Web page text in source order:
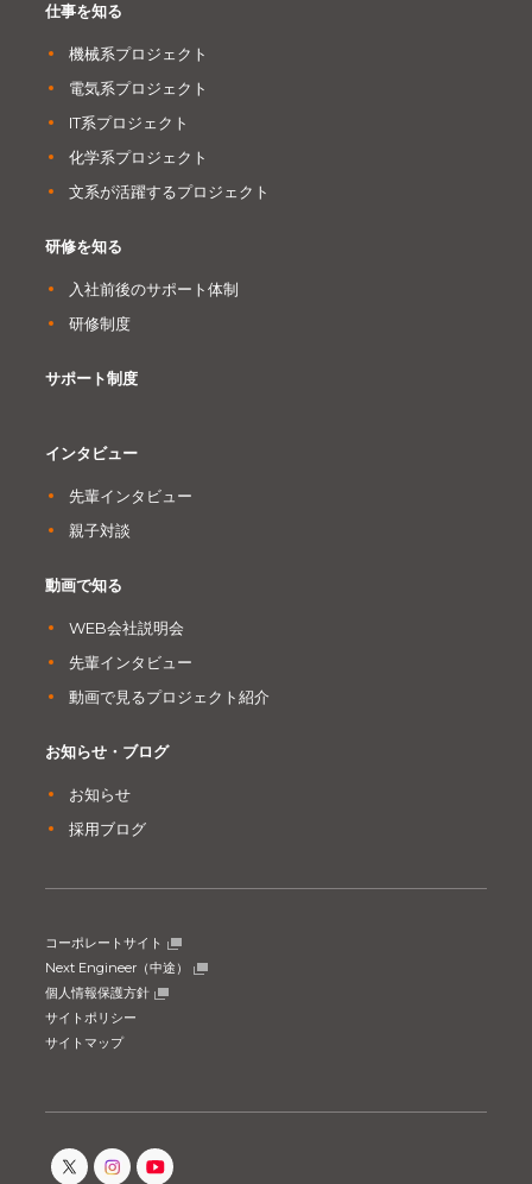
仕事を知る
機械系プロジェクト
電気系プロジェクト
IT系プロジェクト
化学系プロジェクト
文系が活躍するプロジェクト
研修を知る
入社前後のサポート体制
研修制度
サポート制度
インタビュー
先輩インタビュー
親子対談
動画で知る
WEB会社説明会
先輩インタビュー
動画で見るプロジェクト紹介
お知らせ・ブログ
お知らせ
採用ブログ
コーポレートサイト
Next Engineer（中途）
個人情報保護方針
サイトポリシー
サイトマップ